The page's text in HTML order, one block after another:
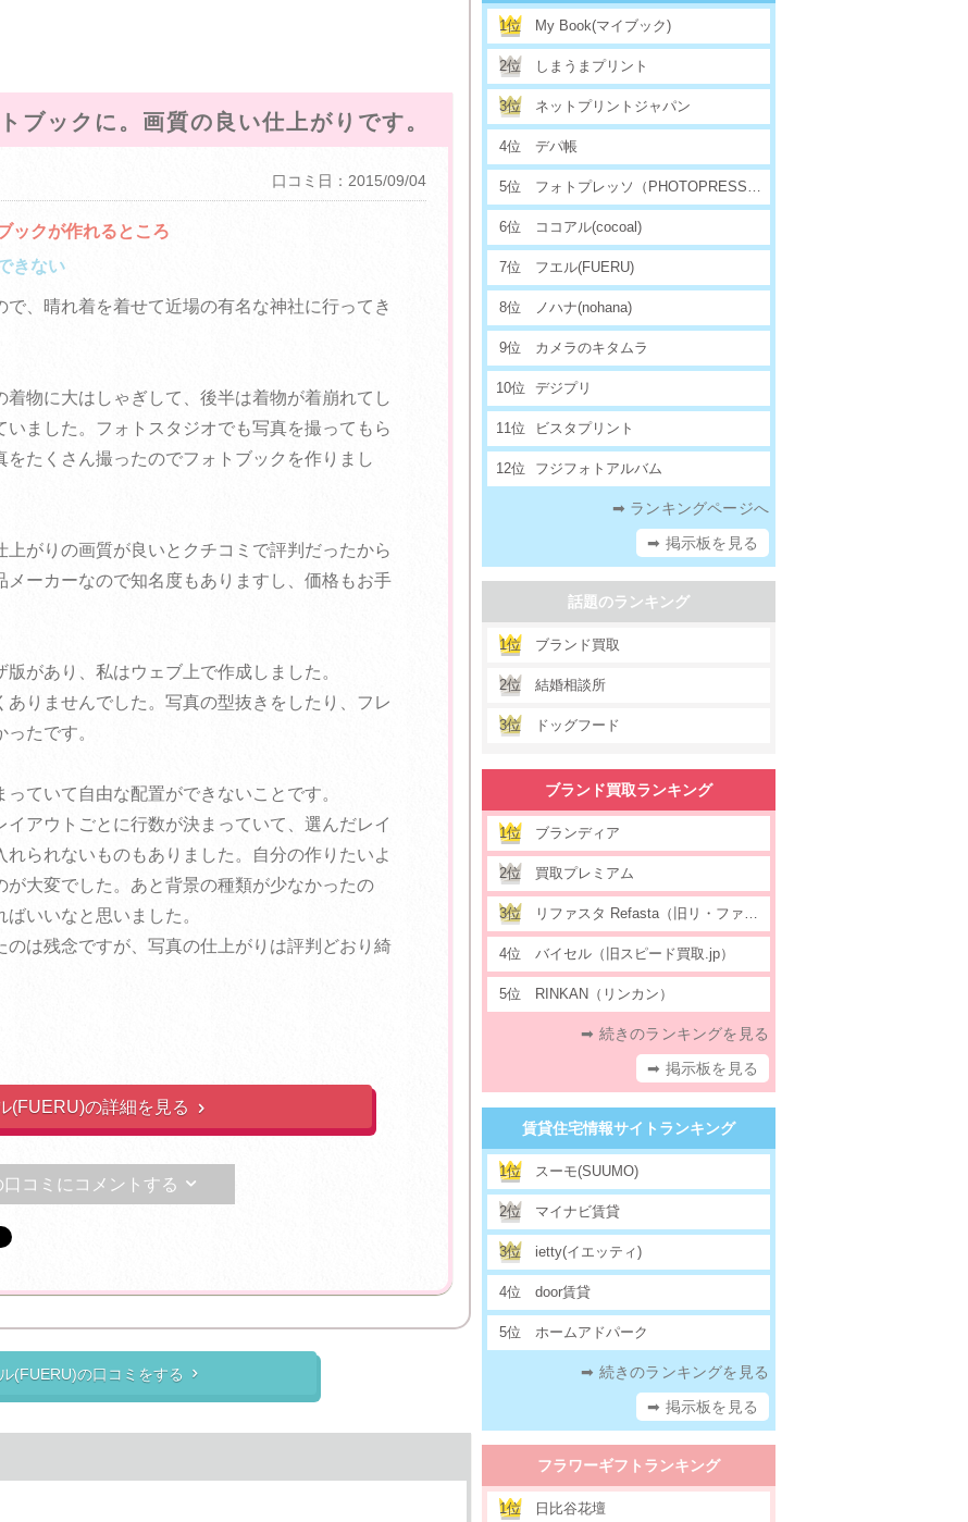
ブックに。画質の良い仕上がりです。
口コミ日：2015/09/04
ックが作れるところ
きない
、晴れ着を着せて近場の有名な神社に行ってき
物に大はしゃぎして、後半は着物が着崩れてし
いました。フォトスタジオでも写真を撮ってもら
たくさん撮ったのでフォトブックを作りまし
がりの画質が良いとクチコミで評判だったから
メーカーなので知名度もありますし、価格もお手
があり、私はウェブ上で作成しました。
りませんでした。写真の型抜きをしたり、フレ
たです。
ていて自由な配置ができないことです。
イアウトごとに行数が決まっていて、選んだレイ
られないものもありました。自分の作りたいよ
が大変でした。あと背景の種類が少なかったの
いいなと思いました。
のは残念ですが、写真の仕上がりは評判どおり綺
(FUERU)の詳細を見る 
口コミにコメントする 
(FUERU)の口コミをする 
1位 My Book(マイブック)
2位 しまうまプリント
3位 ネットプリントジャパン
4位 デパ帳
5位
6位 ココアル(cocoal)
7位 フエル(FUERU)
8位 ノハナ(nohana)
9位 カメラのキタムラ
10位 デジプリ
11位 ビスタプリント
12位 フジフォトアルバム
➡ ランキングページへ
➡ 掲示板を見る
話題のランキング
1位 ブランド買取
2位 結婚相談所
3位 ドッグフード
ブランド買取ランキング
1位 ブランディア
2位 買取プレミアム
3位 リファスタ Refasta（旧リ・ファウンデーション）
4位 バイセル（旧スピード買取.jp）
5位 RINKAN（リンカン）
➡ 続きのランキングを見る
➡ 掲示板を見る
賃貸住宅情報サイトランキング
1位 スーモ(SUUMO)
2位 マイナビ賃貸
3位 ietty(イエッティ)
4位 door賃貸
5位 ホームアドパーク
➡ 続きのランキングを見る
➡ 掲示板を見る
フラワーギフトランキング
1位 日比谷花壇